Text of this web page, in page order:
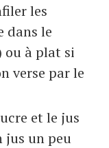
les
dans le
ou à plat si
verse par le
et le jus
jus un peu